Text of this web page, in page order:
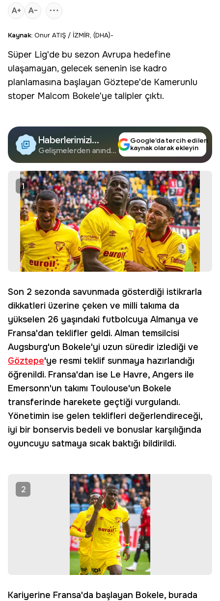
Kaynak: Onur ATIŞ / İZMİR, (DHA)-
Süper Lig'de bu sezon Avrupa hedefine
ulaşamayan, gelecek senenin ise kadro
planlamasına başlayan Göztepe'de Kamerunlu
stoper Malcom Bokele'ye talipler çıktı.
Haberlerimizi
Google'da Takip
Edin
Gelişmelerden anında
Google’da tercih edilen
kaynak olarak ekleyin
1
Son 2 sezonda savunmada gösterdiği istikrarla
dikkatleri üzerine çeken ve milli takıma da
yükselen 26 yaşındaki futbolcuya Almanya ve
Fransa'dan teklifler geldi. Alman temsilcisi
Augsburg'un Bokele'yi uzun süredir izlediği ve
Göztepe'ye resmi teklif sunmaya hazırlandığı
öğrenildi. Fransa'dan ise Le Havre, Angers ile
Emersonn'un takımı Toulouse'un Bokele
transferinde harekete geçtiği vurgulandı.
Yönetimin ise gelen teklifleri değerlendireceği,
iyi bir bonservis bedeli ve bonuslar karşılığında
oyuncuyu satmaya sıcak baktığı bildirildi.
2
Kariyerine Fransa'da başlayan Bokele, burada